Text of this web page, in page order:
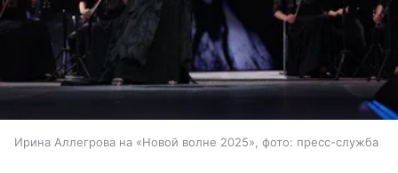
Ирина Аллегрова на «Новой волне 2025», фото: пресс-служба